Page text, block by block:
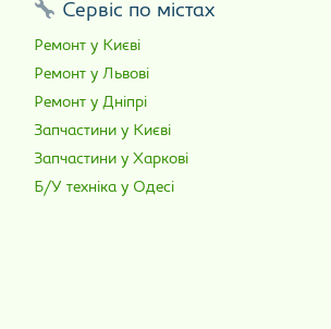
Сервіс по містах
Ремонт у Києві
Ремонт у Львові
Ремонт у Дніпрі
Запчастини у Києві
Запчастини у Харкові
Б/У техніка у Одесі